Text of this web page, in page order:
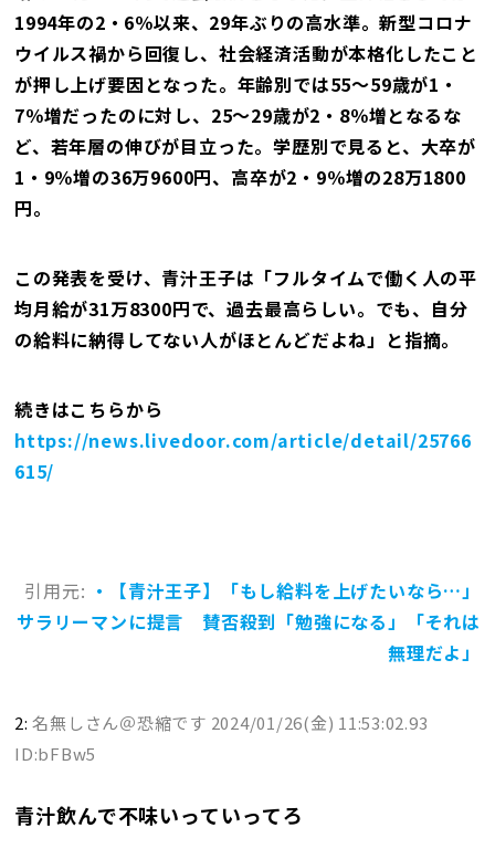
1994年の2・6％以来、29年ぶりの高水準。新型コロナ
ウイルス禍から回復し、社会経済活動が本格化したこと
が押し上げ要因となった。年齢別では55～59歳が1・
7％増だったのに対し、25～29歳が2・8％増となるな
ど、若年層の伸びが目立った。学歴別で見ると、大卒が
1・9％増の36万9600円、高卒が2・9％増の28万1800
円。
この発表を受け、青汁王子は「フルタイムで働く人の平
均月給が31万8300円で、過去最高らしい。でも、自分
の給料に納得してない人がほとんどだよね」と指摘。
続きはこちらから
https://news.livedoor.com/article/detail/25766
615/
引用元: ・【青汁王子】「もし給料を上げたいなら…」
サラリーマンに提言 賛否殺到「勉強になる」「それは
無理だよ」
2:名無しさん＠恐縮です 2024/01/26(金) 11:53:02.93
ID:bFBw5
青汁飲んで不味いっていってろ